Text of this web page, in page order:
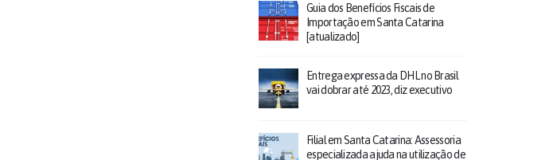
Guia dos Benefícios Fiscais de
Importação em Santa Catarina
[atualizado]
Entrega expressa da DHL no Brasil
vai dobrar até 2023, diz executivo
Filial em Santa Catarina: Assessoria
especializada ajuda na utilização de